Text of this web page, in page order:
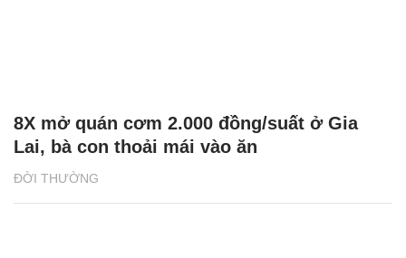
ĐỜI THƯỜNG
8X mở quán cơm 2.000 đồng/suất ở Gia
Lai, bà con thoải mái vào ăn